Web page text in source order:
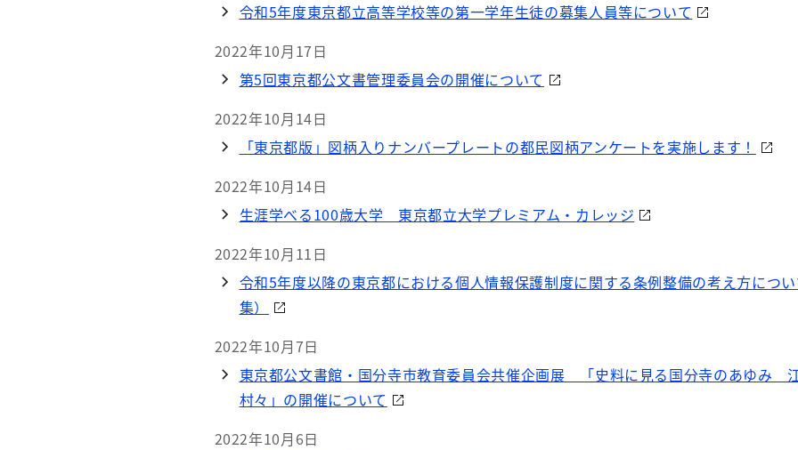
令和5年度東京都立高等学校等の第一学年生徒の募集人員等について
2022年10月17日
第5回東京都公文書管理委員会の開催について
2022年10月14日
「東京都版」図柄入りナンバープレートの都民図柄アンケートを実施します！
2022年10月14日
生涯学べる100歳大学 東京都立大学プレミアム・カレッジ
2022年10月11日
令和5年度以降の東京都における個人情報保護制度に関する条例整備の考え方につ
集）
2022年10月7日
東京都公文書館・国分寺市教育委員会共催企画展 「史料に見る国分寺のあゆみ
村々」の開催について
2022年10月6日